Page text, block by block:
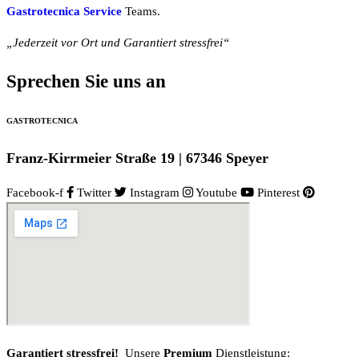
Gastrotecnica Service Teams.
„Jederzeit vor Ort und Garantiert stressfrei“
Sprechen Sie uns an
GASTROTECNICA
Franz-Kirrmeier Straße 19 | 67346 Speyer
Facebook-f Twitter Instagram Youtube Pinterest
Garantiert stressfrei! Unsere Premium Dienstleistung: